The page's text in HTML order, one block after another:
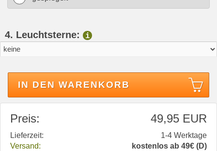
4. Leuchtsterne: i
IN DEN WARENKORB
Preis: 49,95 EUR
Lieferzeit:
1-4 Werktage
Versand:
kostenlos ab 49€ (D)